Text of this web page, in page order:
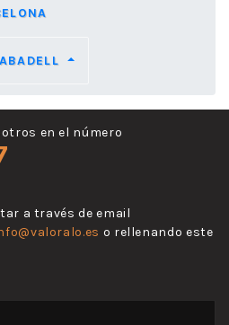
en el número
a través de email
o rellenando este